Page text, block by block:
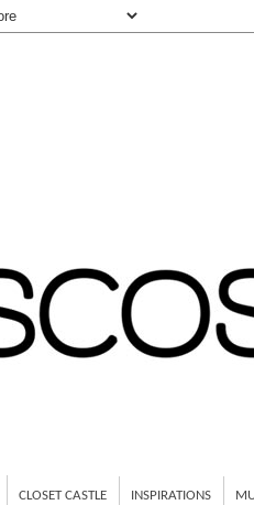
CLOSET CASTLE INSPIRATIONS